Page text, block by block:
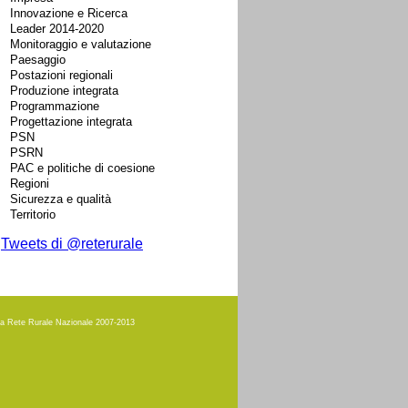
Innovazione e Ricerca
Leader 2014-2020
Monitoraggio e valutazione
Paesaggio
Postazioni regionali
Produzione integrata
Programmazione
Progettazione integrata
PSN
PSRN
PAC e politiche di coesione
Regioni
Sicurezza e qualità
Territorio
Tweets di @reterurale
Rete Rurale Nazionale 2007-2013